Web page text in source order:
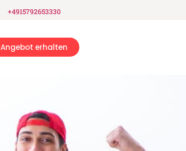
+4915792653330
Angebot erhalten